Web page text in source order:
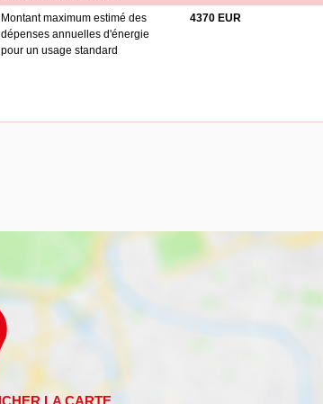
Montant maximum estimé des
dépenses annuelles d'énergie
pour un usage standard
4370 EUR